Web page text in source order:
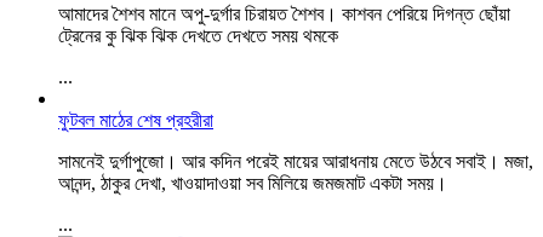
আমাদের শৈশব মানে অপু-দুর্গার চিরায়ত শৈশব। কাশবন পেরিয়ে দিগন্ত ছোঁয়া
ট্রেনের কু ঝিক ঝিক দেখতে দেখতে সময় থমকে
...
ফুটবল মাঠের শেষ প্রহরীরা
সামনেই দুর্গাপুজো। আর কদিন পরেই মায়ের আরাধনায় মেতে উঠবে সবাই। মজা,
আনন্দ, ঠাকুর দেখা, খাওয়াদাওয়া সব মিলিয়ে জমজমাট একটা সময়।
...